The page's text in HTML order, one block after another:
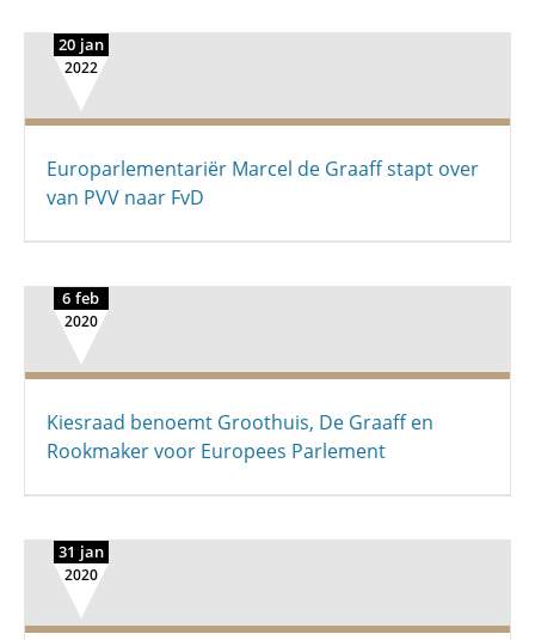
20 jan
2022
Europarlementariër Marcel de Graaff stapt over
van PVV naar FvD
6 feb
2020
Kiesraad benoemt Groothuis, De Graaff en
Rookmaker voor Europees Parlement
31 jan
2020